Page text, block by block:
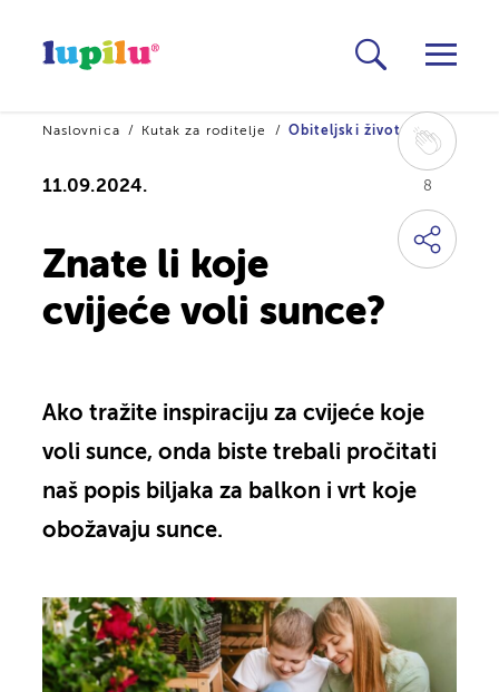
8
Naslovnica Kutak za roditelje Obiteljski život
11.09.2024.
Znate li koje
cvijeće voli sunce?
Ako tražite inspiraciju za cvijeće koje
voli sunce, onda biste trebali pročitati
naš popis biljaka za balkon i vrt koje
obožavaju sunce.